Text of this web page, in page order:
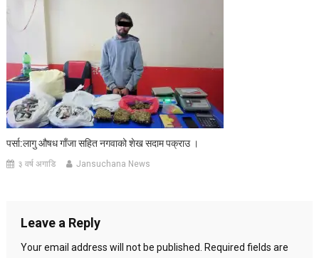
पर्सा:लागु औषध गाँजा सहित नगवाको शेख सदाम पक्राउ ।
३ वर्ष अगाडि Jansuchana News
Leave a Reply
Your email address will not be published. Required fields are